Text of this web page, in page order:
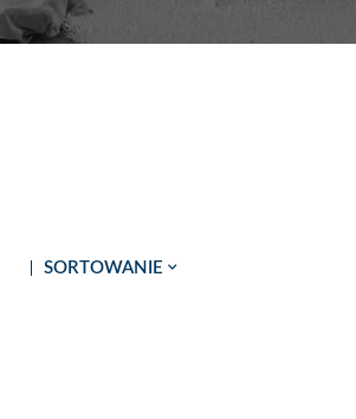
SORTOWANIE